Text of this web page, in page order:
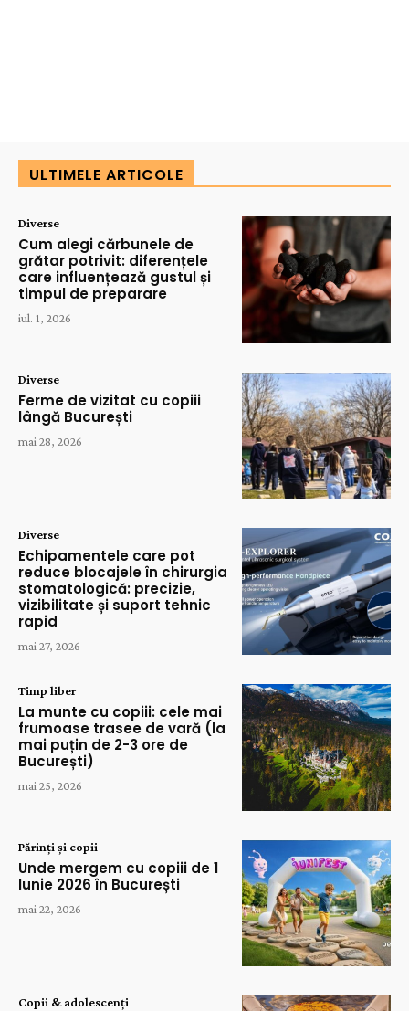
ULTIMELE ARTICOLE
Diverse
Cum alegi cărbunele de
grătar potrivit: diferențele
care influențează gustul și
timpul de preparare
iul. 1, 2026
Diverse
Ferme de vizitat cu copiii
lângă București
mai 28, 2026
Diverse
Echipamentele care pot
reduce blocajele în chirurgia
stomatologică: precizie,
vizibilitate și suport tehnic
rapid
mai 27, 2026
Timp liber
La munte cu copiii: cele mai
frumoase trasee de vară (la
mai puțin de 2-3 ore de
București)
mai 25, 2026
Părinți și copii
Unde mergem cu copiii de 1
Iunie 2026 în București
mai 22, 2026
Copii & adolescenți